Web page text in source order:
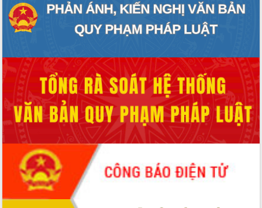
Đắk Lắk về phát triển nhân lực y tế
cho trạm y tế cấp xã
Du lịch Đắk Lắk nâng tầm trải nghiệm
liệu và Bản đồ số
Tập huấn ứng dụng trí tuệ nhân tạo (AI)
trong thương mại điện tử năm 2026
Đoàn đại biểu Quốc hội tỉnh Đắk Lắk
trao đổi thông tin trước Kỳ họp thứ
nhất, Quốc hội khóa XVI
Quyết liệt cải cách hành chính, khơi
thông nguồn lực phát triển
Nâng cao hiệu lực, hiệu quả HĐND
tỉnh thông qua hiện đại hóa hành chính
Xã Ea Phê gắn cải cách hành chính với
chuyển đổi số